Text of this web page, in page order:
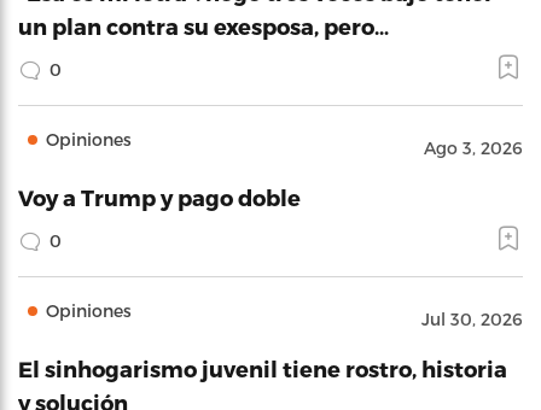
un plan contra su exesposa, pero…
0
Opiniones Ago 3, 2026
Voy a Trump y pago doble
0
Opiniones Jul 30, 2026
El sinhogarismo juvenil tiene rostro, historia
y solución